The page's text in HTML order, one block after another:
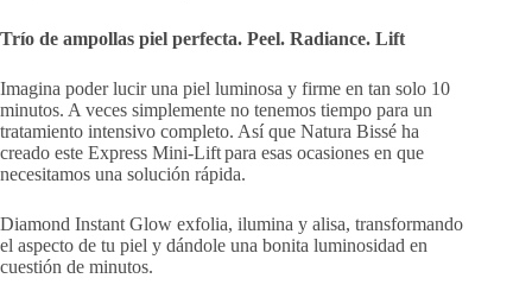
Trío de ampollas piel perfecta. Peel. Radiance. Lift
Imagina poder lucir una piel luminosa y firme en tan solo 10
minutos. A veces simplemente no tenemos tiempo para un
tratamiento intensivo completo. Así que Natura Bissé ha
creado este Express Mini-Lift para esas ocasiones en que
necesitamos una solución rápida.
Diamond Instant Glow exfolia, ilumina y alisa, transformando
el aspecto de tu piel y dándole una bonita luminosidad en
cuestión de minutos.